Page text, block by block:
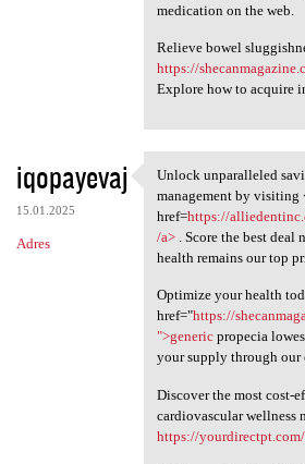
medication on the web.
Relieve bowel
https://
Explore how to acquire
iqopayevaj
15.01.2025
Adres
Unlock unparalleled
Unlock unparalleled
management by visiting
href=https://
/a>. Score the best deal
health remains our top
Optimize your health
href="https://
">genericpropecia
your supply through our
Discover the most cost-
cardiovascular wellness
https://